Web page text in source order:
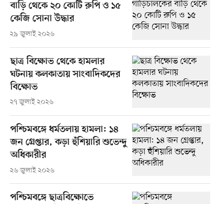
বাড়ি থেকে ২০ কোটি রুপি ও ১৫
কেজি সোনা উদ্ধার
২৯ জুলাই ২০২৬
ছাত্র বিক্ষোভ থেকে হামলার
ঘটনায় কলকাতায় সাংবাদিকদের
বিক্ষোভ
২৭ জুলাই ২০২৬
পশ্চিমবঙ্গে ধর্মতলায় হামলা: ১৪
জন গ্রেপ্তার, কড়া হুঁশিয়ারি শুভেন্দু
অধিকারীর
২৬ জুলাই ২০২৬
পশ্চিমবঙ্গে ছাত্রবিক্ষোভে